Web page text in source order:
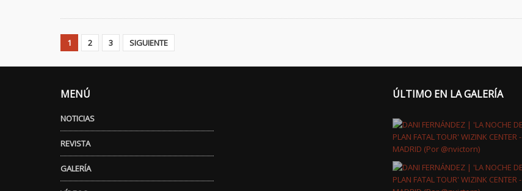
1 2 3 SIGUIENTE
MENÚ
NOTICIAS
REVISTA
GALERÍA
ÚLTIMO EN LA GALERÍA